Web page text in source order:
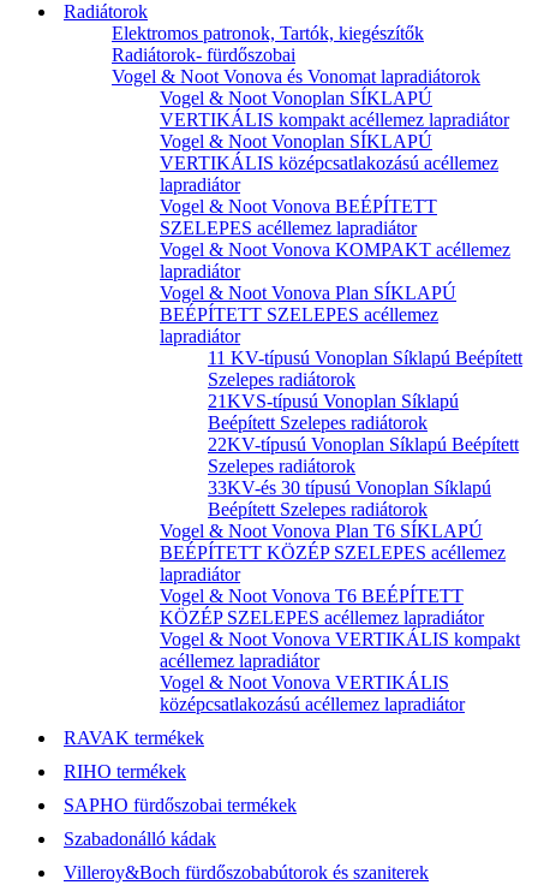
Radiátorok
Elektromos patronok, Tartók, kiegészítők
Radiátorok- fürdőszobai
Vogel & Noot Vonova és Vonomat lapradiátorok
Vogel & Noot Vonoplan SÍKLAPÚ
VERTIKÁLIS kompakt acéllemez lapradiátor
Vogel & Noot Vonoplan SÍKLAPÚ
VERTIKÁLIS középcsatlakozású acéllemez
lapradiátor
Vogel & Noot Vonova BEÉPÍTETT
SZELEPES acéllemez lapradiátor
Vogel & Noot Vonova KOMPAKT acéllemez
lapradiátor
Vogel & Noot Vonova Plan SÍKLAPÚ
BEÉPÍTETT SZELEPES acéllemez
lapradiátor
11 KV-típusú Vonoplan Síklapú Beépített
Szelepes radiátorok
21KVS-típusú Vonoplan Síklapú
Beépített Szelepes radiátorok
22KV-típusú Vonoplan Síklapú Beépített
Szelepes radiátorok
33KV-és 30 típusú Vonoplan Síklapú
Beépített Szelepes radiátorok
Vogel & Noot Vonova Plan T6 SÍKLAPÚ
BEÉPÍTETT KÖZÉP SZELEPES acéllemez
lapradiátor
Vogel & Noot Vonova T6 BEÉPÍTETT
KÖZÉP SZELEPES acéllemez lapradiátor
Vogel & Noot Vonova VERTIKÁLIS kompakt
acéllemez lapradiátor
Vogel & Noot Vonova VERTIKÁLIS
középcsatlakozású acéllemez lapradiátor
RAVAK termékek
RIHO termékek
SAPHO fürdőszobai termékek
Szabadonálló kádak
Villeroy&Boch fürdőszobabútorok és szaniterek